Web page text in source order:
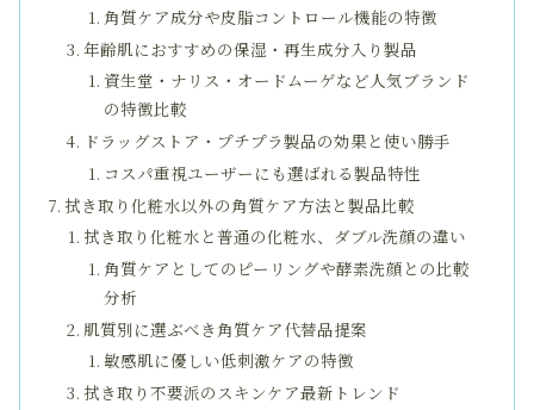
角質ケア成分や皮脂コントロール機能の特徴
年齢肌におすすめの保湿・再生成分入り製品
資生堂・ナリス・オードムーゲなど人気ブランド
の特徴比較
ドラッグストア・プチプラ製品の効果と使い勝手
コスパ重視ユーザーにも選ばれる製品特性
拭き取り化粧水以外の角質ケア方法と製品比較
拭き取り化粧水と普通の化粧水、ダブル洗顔の違い
角質ケアとしてのピーリングや酵素洗顔との比較
分析
肌質別に選ぶべき角質ケア代替品提案
敏感肌に優しい低刺激ケアの特徴
拭き取り不要派のスキンケア最新トレンド